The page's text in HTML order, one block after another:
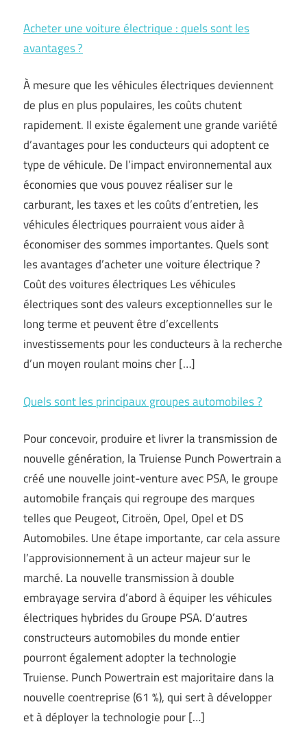
Acheter une voiture électrique : quels sont les
avantages ?
À mesure que les véhicules électriques deviennent
de plus en plus populaires, les coûts chutent
rapidement. Il existe également une grande variété
d’avantages pour les conducteurs qui adoptent ce
type de véhicule. De l’impact environnemental aux
économies que vous pouvez réaliser sur le
carburant, les taxes et les coûts d’entretien, les
véhicules électriques pourraient vous aider à
économiser des sommes importantes. Quels sont
les avantages d’acheter une voiture électrique ?
Coût des voitures électriques Les véhicules
électriques sont des valeurs exceptionnelles sur le
long terme et peuvent être d’excellents
investissements pour les conducteurs à la recherche
d’un moyen roulant moins cher […]
Quels sont les principaux groupes automobiles ?
Pour concevoir, produire et livrer la transmission de
nouvelle génération, la Truiense Punch Powertrain a
créé une nouvelle joint-venture avec PSA, le groupe
automobile français qui regroupe des marques
telles que Peugeot, Citroën, Opel, Opel et DS
Automobiles. Une étape importante, car cela assure
l’approvisionnement à un acteur majeur sur le
marché. La nouvelle transmission à double
embrayage servira d’abord à équiper les véhicules
électriques hybrides du Groupe PSA. D’autres
constructeurs automobiles du monde entier
pourront également adopter la technologie
Truiense. Punch Powertrain est majoritaire dans la
nouvelle coentreprise (61 %), qui sert à développer
et à déployer la technologie pour […]